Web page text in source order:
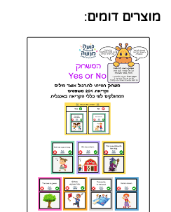
מוצרים דומים: